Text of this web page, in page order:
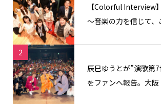
【Colorful Interview
〜音楽の力を信じて、
2
辰巳ゆうとが”演歌第
をファンへ報告。大阪